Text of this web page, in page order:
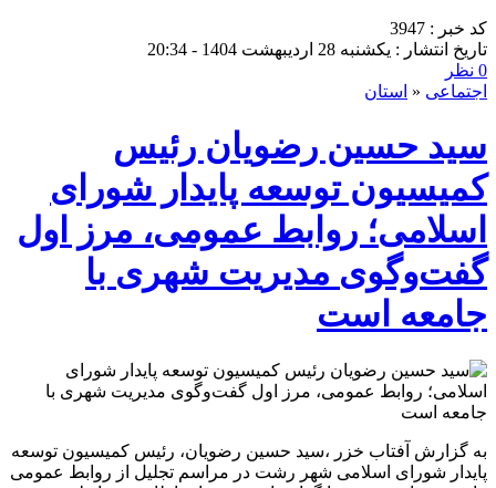
کد خبر : 3947
تاریخ انتشار : یکشنبه 28 اردیبهشت 1404 - 20:34
0 نظر
اجتماعی « استان
سید حسین رضویان رئیس
کمیسیون توسعه پایدار شورای
اسلامی؛ روابط عمومی، مرز اول
گفت‌وگوی مدیریت شهری با
جامعه است
به گزارش آفتاب خزر ،سید حسین رضویان، رئیس کمیسیون توسعه
پایدار شورای اسلامی شهر رشت در مراسم تجلیل از روابط عمومی